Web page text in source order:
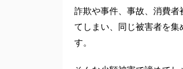
詐欺や事件、事故、消費
てしまい、同じ被害者を
す。